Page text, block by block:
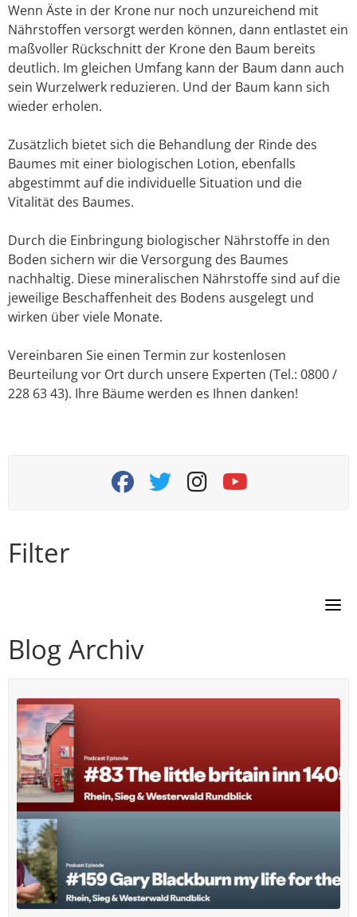
Wenn Äste in der Krone nur noch unzureichend mit
Nährstoffen versorgt werden können, dann entlastet ein
maßvoller Rückschnitt der Krone den Baum bereits
deutlich. Im gleichen Umfang kann der Baum dann auch
sein Wurzelwerk reduzieren. Und der Baum kann sich
wieder erholen.
Zusätzlich bietet sich die Behandlung der Rinde des
Baumes mit einer biologischen Lotion, ebenfalls
abgestimmt auf die individuelle Situation und die
Vitalität des Baumes.
Durch die Einbringung biologischer Nährstoffe in den
Boden sichern wir die Versorgung des Baumes
nachhaltig. Diese mineralischen Nährstoffe sind auf die
jeweilige Beschaffenheit des Bodens ausgelegt und
wirken über viele Monate.
Vereinbaren Sie einen Termin zur kostenlosen
Beurteilung vor Ort durch unsere Experten (Tel.: 0800 /
228 63 43). Ihre Bäume werden es Ihnen danken!
fab fa-facebook
fab fa-twitterfab fa-instagram
Filter
Blog Archiv